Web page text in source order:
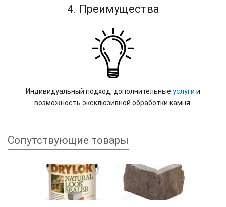
4. Преимущества
Индивидуальный подход, дополнительные услуги и
возможность эксклюзивной обработки камня.
Сопутствующие товары